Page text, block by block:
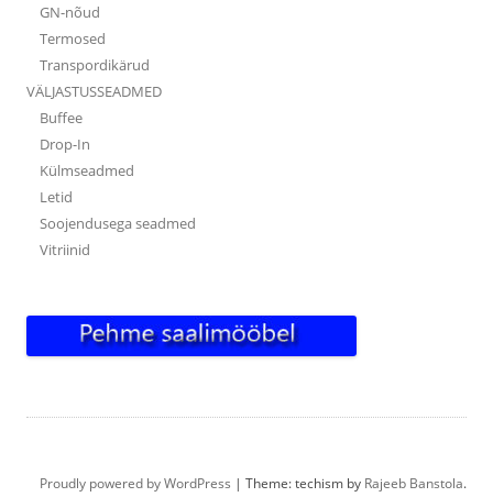
GN-nõud
Termosed
Transpordikärud
VÄLJASTUSSEADMED
Buffee
Drop-In
Külmseadmed
Letid
Soojendusega seadmed
Vitriinid
Proudly powered by WordPress | Theme: techism by Rajeeb Banstola.